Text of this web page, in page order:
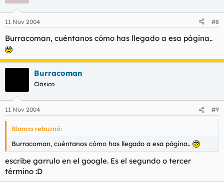
11 Nov 2004 #8
Burracoman, cuéntanos cómo has llegado a esa página..
Burracoman
Clásico
11 Nov 2004 #9
Blanca rebuznó:
Burracoman, cuéntanos cómo has llegado a esa página..
escribe garrulo en el google. Es el segundo o tercer
término :D